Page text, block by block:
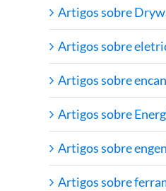
Artigos sobre
Artigos sobre
Artigos sobre
Artigos sobre
Artigos sobre
Artigos sobre